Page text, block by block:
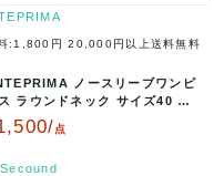
:1,800円 20,000円以上送料無料
ノースリーブワンピ
ラウンドネック サイズ40 ベ
ュ NW12S8961…
点